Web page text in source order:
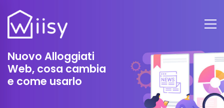
Nuovo Alloggiati
Web, cosa cambia
e come usarlo